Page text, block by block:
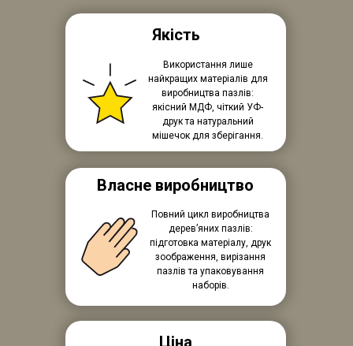
Використання лише
найкращих матеріалів для
виробництва пазлів:
якісний МДФ, чіткий УФ-
друк та натуральний
мішечок для зберігання.
Повний цикл виробництва
дерев’яних пазлів:
підготовка матеріалу, друк
зоображення, вирізання
пазлів та упаковування
наборів.
Якість
Власне виробництво